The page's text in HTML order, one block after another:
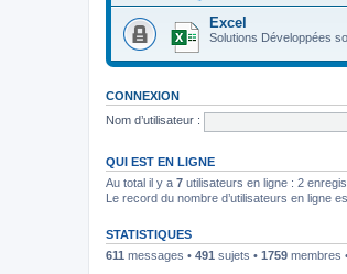
Excel
Solutions Développées
CONNEXION
Nom d’utilisateur :
QUI EST EN LIGNE
Au total il y a 7 utilisateurs en ligne : 2
Le record du nombre d’utilisateurs en ligne
STATISTIQUES
611 messages • 491 sujets • 1759 membres